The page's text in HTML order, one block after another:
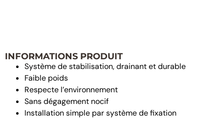
INFORMATIONS PRODUIT
Système de stabilisation, drainant et durable
Faible poids
Respecte l’environnement
Sans dégagement nocif
Installation simple par système de fixation